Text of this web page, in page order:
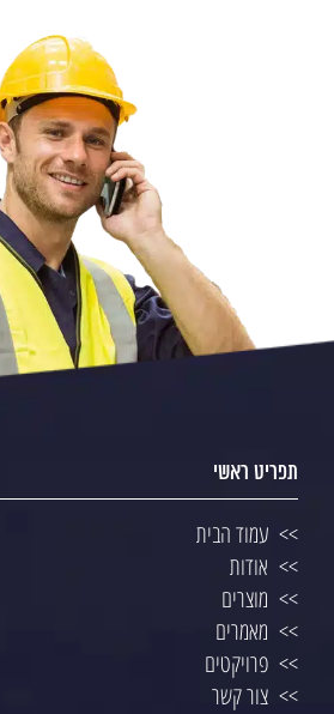
תפריט ראשי
עמוד הבית
אודות
מוצרים
מאמרים
פרויקטים
צור קשר